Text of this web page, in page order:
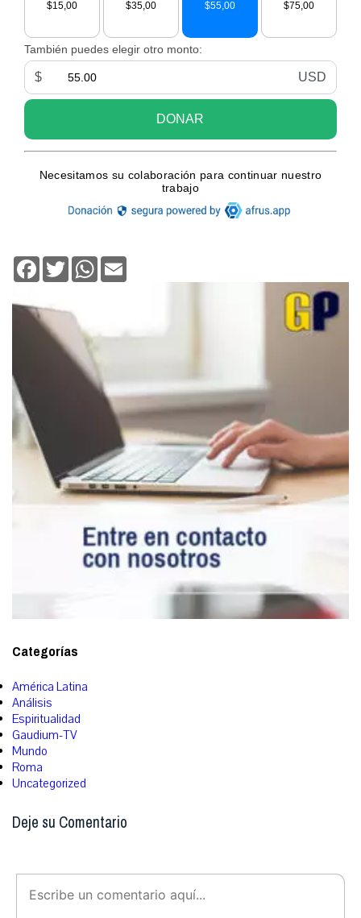
Facebook
TwitterWhatsApp
Categorías
América Latina
Análisis
Espiritualidad
Gaudium-TV
Mundo
Roma
Uncategorized
Deje su Comentario